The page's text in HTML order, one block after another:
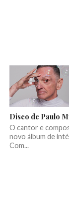
Disco de Paulo
O cantor e
novo álbum de
Com...